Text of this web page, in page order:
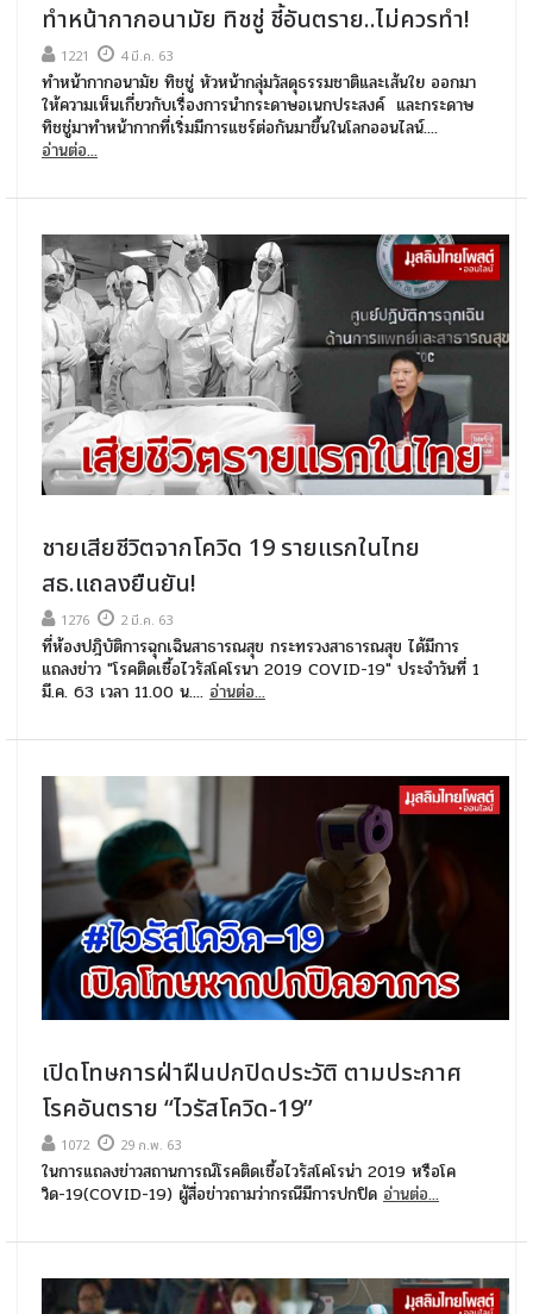
ทำหน้ากากอนามัย ทิชชู่ ชี้อันตราย..ไม่ควรทำ!
1221 4 มี.ค. 63
ทำหน้ากากอนามัย ทิชชู่ หัวหน้ากลุ่มวัสดุธรรมชาติและเส้นใย ออกมา
ให้ความเห็นเกี่ยวกับเรื่องการนำกระดาษอเนกประสงค์ และกระดาษ
ทิชชู่มาทำหน้ากากที่เริ่มมีการแชร์ต่อกันมาขึ้นในโลกออนไลน์....
อ่านต่อ...
ชายเสียชีวิตจากโควิด 19 รายแรกในไทย
สธ.แถลงยืนยัน!
1276 2 มี.ค. 63
ที่ห้องปฎิบัติการฉุกเฉินสาธารณสุข กระทรวงสาธารณสุข ได้มีการ
แถลงข่าว "โรคติดเชื้อไวรัสโคโรนา 2019 COVID-19" ประจำวันที่ 1
มี.ค. 63 เวลา 11.00 น.... อ่านต่อ...
เปิดโทษการฝ่าฝืนปกปิดประวัติ ตามประกาศ
โรคอันตราย “ไวรัสโควิด-19”
1072 29 ก.พ. 63
ในการแถลงข่าวสถานการณ์โรคติดเชื้อไวรัสโคโรน่า 2019 หรือโค
วิด-19(COVID-19) ผู้สื่อข่าวถามว่ากรณีมีการปกปิด อ่านต่อ...